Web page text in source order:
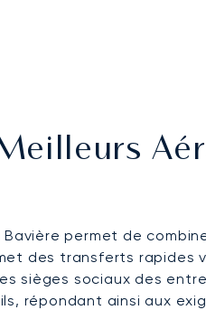
permet de
des transferts rapides
sièges sociaux des
répondant ainsi aux